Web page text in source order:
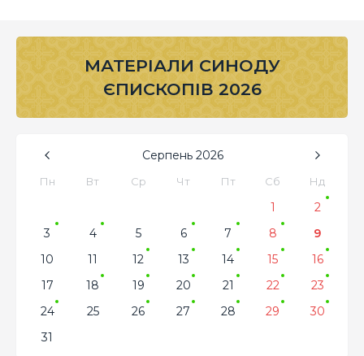
МАТЕРІАЛИ СИНОДУ
ЄПИСКОПІВ 2026
Серпень 2026
Пн Вт Ср Чт Пт Сб Нд
1
2
3
4 5 6 7 8
9
10
11 12 13 14 15
16
17
18 19 20 21 22
23
24
25 26 27 28 29
30
31